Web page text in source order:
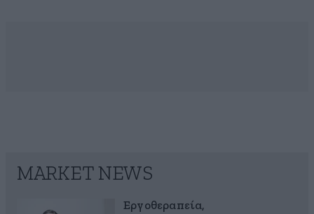
MARKET NEWS
Εργοθεραπεία,